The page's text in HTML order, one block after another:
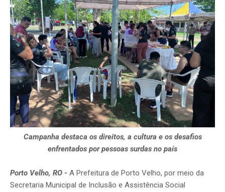
Campanha destaca os direitos, a cultura e os desafios
enfrentados por pessoas surdas no país
Porto Velho, RO - A Prefeitura de Porto Velho, por meio da
Secretaria Municipal de Inclusão e Assistência Social